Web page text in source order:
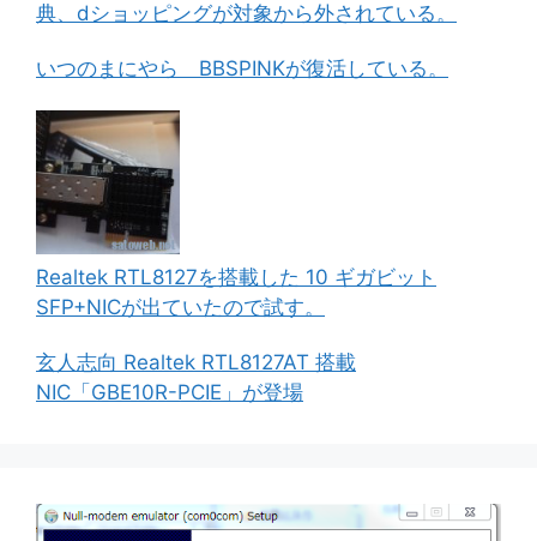
典、dショッピングが対象から外されている。
いつのまにやら BBSPINKが復活している。
Realtek RTL8127を搭載した 10 ギガビット
SFP+NICが出ていたので試す。
玄人志向 Realtek RTL8127AT 搭載
NIC「GBE10R-PCIE」が登場